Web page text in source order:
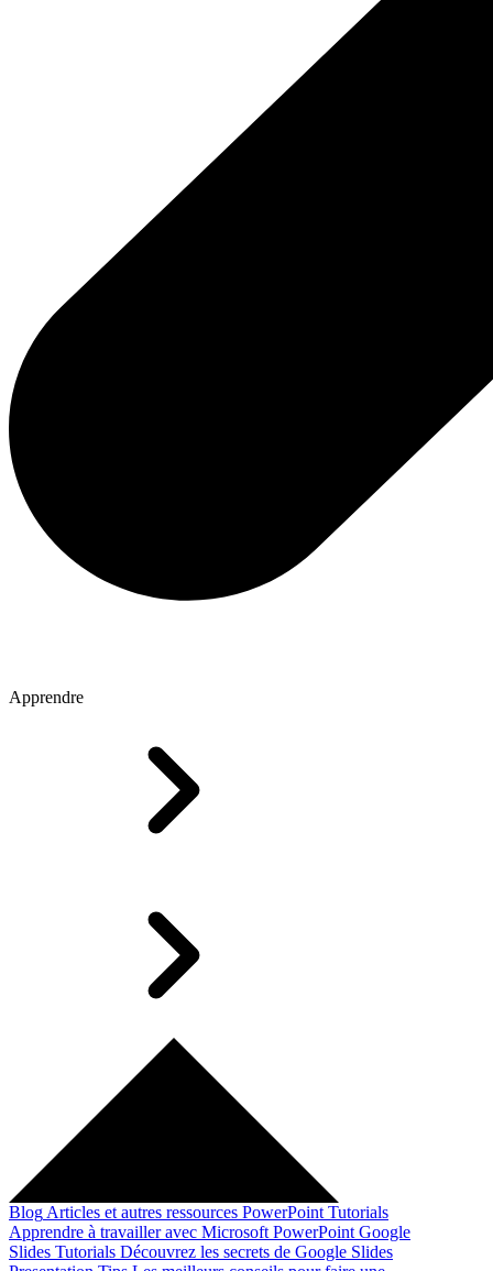
Apprendre
Blog Articles et autres ressources PowerPoint Tutorials
Apprendre à travailler avec Microsoft PowerPoint Google
Slides Tutorials Découvrez les secrets de Google Slides